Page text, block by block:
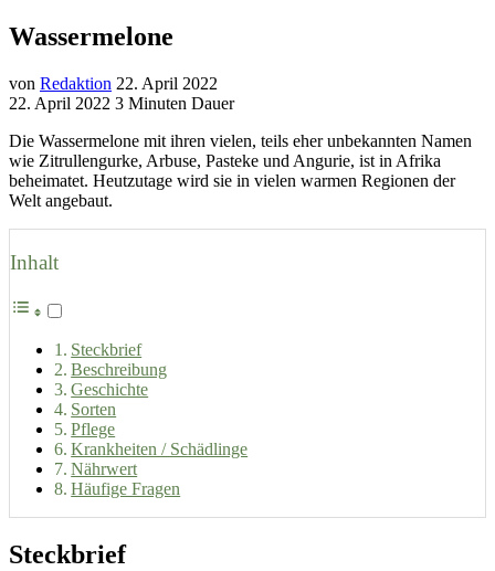
Wassermelone
von Redaktion 22. April 2022
22. April 2022 3 Minuten Dauer
Die Wassermelone mit ihren vielen, teils eher unbekannten Namen
wie Zitrullengurke, Arbuse, Pasteke und Angurie, ist in Afrika
beheimatet. Heutzutage wird sie in vielen warmen Regionen der
Welt angebaut.
Inhalt
Steckbrief
Beschreibung
Geschichte
Sorten
Pflege
Krankheiten / Schädlinge
Nährwert
Häufige Fragen
Steckbrief